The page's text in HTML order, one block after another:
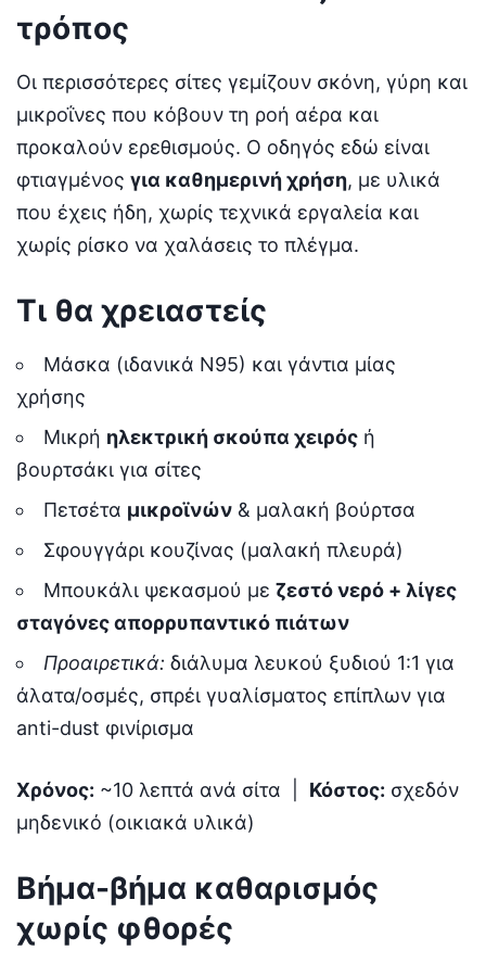
τρόπος
Οι περισσότερες σίτες γεμίζουν σκόνη, γύρη και
μικροΐνες που κόβουν τη ροή αέρα και
προκαλούν ερεθισμούς. Ο οδηγός εδώ είναι
φτιαγμένος για καθημερινή χρήση, με υλικά
που έχεις ήδη, χωρίς τεχνικά εργαλεία και
χωρίς ρίσκο να χαλάσεις το πλέγμα.
Τι θα χρειαστείς
Μάσκα (ιδανικά Ν95) και γάντια μίας
χρήσης
Μικρή ηλεκτρική σκούπα χειρός ή
βουρτσάκι για σίτες
Πετσέτα μικροϊνών & μαλακή βούρτσα
Σφουγγάρι κουζίνας (μαλακή πλευρά)
Μπουκάλι ψεκασμού με ζεστό νερό + λίγες
σταγόνες απορρυπαντικό πιάτων
Προαιρετικά: διάλυμα λευκού ξυδιού 1:1 για
άλατα/οσμές, σπρέι γυαλίσματος επίπλων για
anti-dust φινίρισμα
Χρόνος: ~10 λεπτά ανά σίτα | Κόστος: σχεδόν
μηδενικό (οικιακά υλικά)
Βήμα-βήμα καθαρισμός
χωρίς φθορές